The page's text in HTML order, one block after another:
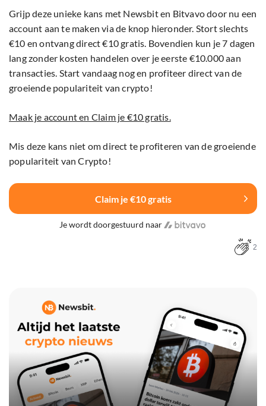
Grijp deze unieke kans met Newsbit en Bitvavo door nu een
account aan te maken via de knop hieronder. Stort slechts
€10 en ontvang direct €10 gratis. Bovendien kun je 7 dagen
lang zonder kosten handelen over je eerste €10.000 aan
transacties. Start vandaag nog en profiteer direct van de
groeiende populariteit van crypto!
Maak je account en Claim je €10 gratis.
Mis deze kans niet om direct te profiteren van de groeiende
populariteit van Crypto!
Claim je €10 gratis
Je wordt doorgestuurd naar
2